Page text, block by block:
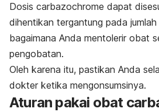
Dosis carbazochrome dapat
dihentikan tergantung pada
bagaimana Anda mentolerir obat
pengobatan.
Oleh karena itu, pastikan Anda
dokter ketika mengonsumsinya.
Aturan pakai obat